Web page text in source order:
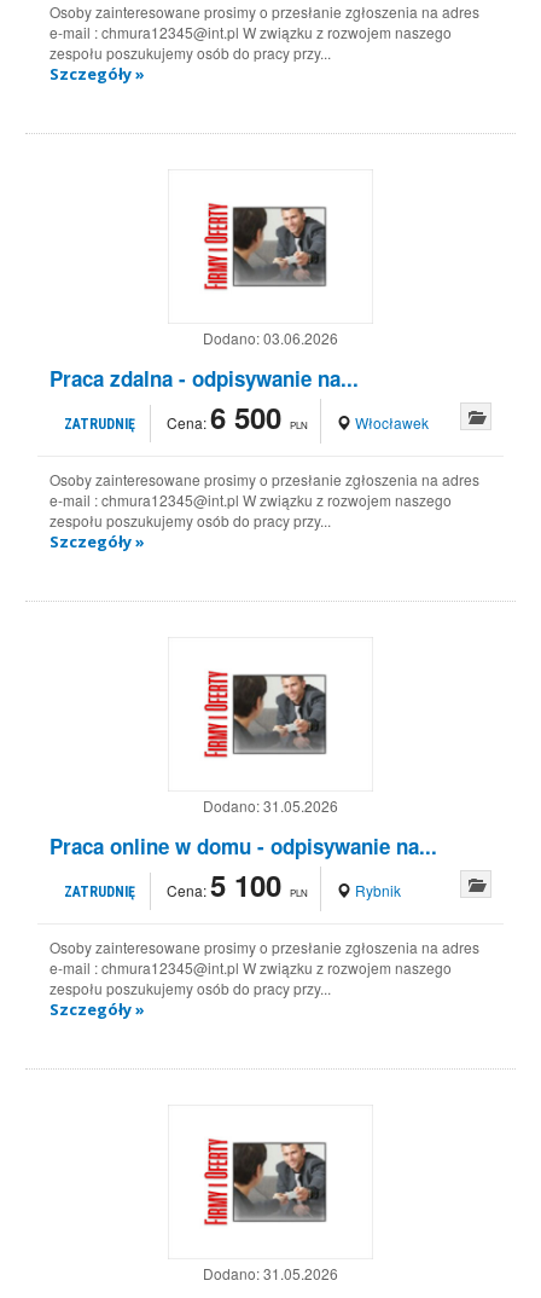
Osoby zainteresowane prosimy o przesłanie zgłoszenia na adres
e-mail : chmura12345@int.pl W związku z rozwojem naszego
zespołu poszukujemy osób do pracy przy...
Szczegóły »
Dodano:03.06.2026
Praca zdalna - odpisywanie na...
ZATRUDNIĘ Cena:6 500 PLN Włocławek
Osoby zainteresowane prosimy o przesłanie zgłoszenia na adres
e-mail : chmura12345@int.pl W związku z rozwojem naszego
zespołu poszukujemy osób do pracy przy...
Szczegóły »
Dodano:31.05.2026
Praca online w domu - odpisywanie na...
ZATRUDNIĘ Cena:5 100 PLN Rybnik
Osoby zainteresowane prosimy o przesłanie zgłoszenia na adres
e-mail : chmura12345@int.pl W związku z rozwojem naszego
zespołu poszukujemy osób do pracy przy...
Szczegóły »
Dodano:31.05.2026